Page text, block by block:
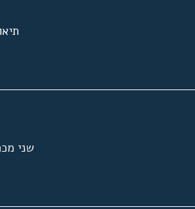
שני